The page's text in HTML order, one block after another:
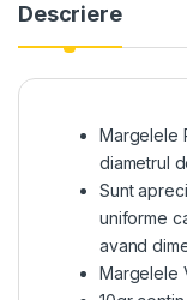
Descriere
Margelele
diametrul
Sunt
uniforme
avand
Margelele